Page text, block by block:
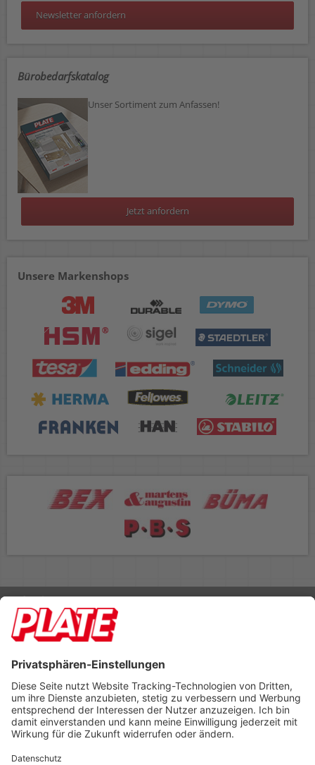
Newsletter anfordern
Bürobedarfskatalog
Unser Sortiment zum Anfassen!
Jetzt anfordern
Unsere Markenshops
Rufen Sie uns an 04298 401-0
Lieferbedingungen Impressum
Footer anzeigen
PLATE Büromaterial Vertriebs GmbH
Hilligenwarf 5